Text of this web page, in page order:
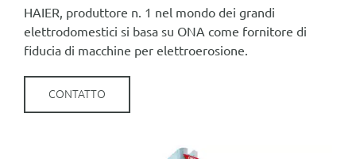
ONA EDM
Italiano
HAIER, produttore n. 1 nel mondo dei grandi
elettrodomestici si basa su ONA come fornitore di
fiducia di macchine per elettroerosione.
CONTATTO